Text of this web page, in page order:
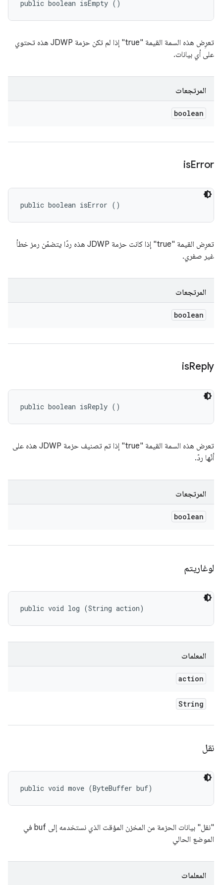
public boolean isEmpty ()
تعرِض هذه السمة القيمة "true" إذا لم تكن حزمة JDWP هذه تحتوي
على أي بيانات.
المرتجعات
boolean
isError
public boolean isError ()
تعرِض القيمة "true" إذا كانت حزمة JDWP هذه ردًا يتضمّن رمز خطأ
غير صفري.
المرتجعات
boolean
isReply
public boolean isReply ()
تعرض هذه السمة القيمة "true" إذا تم تصنيف حزمة JDWP هذه على
أنّها ردّ.
المرتجعات
boolean
لوغاريتم
public void log (String action)
المعلمات
action
String
نقل
public void move (ByteBuffer buf)
"نقل" بيانات الحزمة من المخزن المؤقت الذي نستخدمه إلى buf في
الموضع الحالي
المعلمات